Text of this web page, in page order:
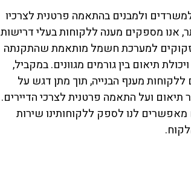
ולמבנים בהתאמה פרטנית לצרכיו
אנו מספקים מענה ללקוחות בעלי דרישות
הזקוקים למערכת חשמל מותאמת שהתקנתה
תיאום בין גורמים מגוונים. במקביל,
מענף הבנייה, תוך מתן דגש על
תיאום ועל התאמה פרטנית לצרכי הדיירים.
מאפשרים לנו לספק ללקוחותינו שירות